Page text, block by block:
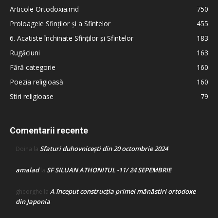
Articole Ortodoxia.md
750
Proloagele Sfinților și a Sfintelor
455
6. Acatiste închinate Sfinților și Sfintelor
183
Rugăciuni
163
Fără categorie
160
Poezia religioasă
160
Stiri religioase
79
Comentarii recente
Doina la Sfaturi duhovnicești din 20 octombrie 2024
amaladla SF SILUAN ATHONITUL -11/ 24 SEPEMBRIE
gheorghe la A început construcţia primei mănăstiri ortodoxe
din Japonia